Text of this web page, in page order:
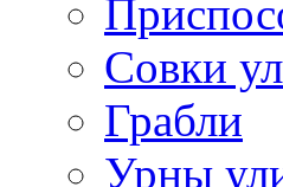
Совки
Грабли
Урны